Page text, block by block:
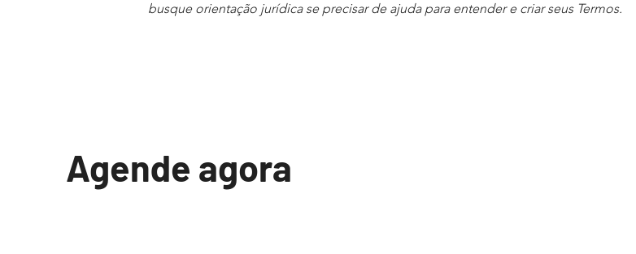
busque orientação jurídica se precisar de ajuda para entender e criar seus Termos.
Agende agora